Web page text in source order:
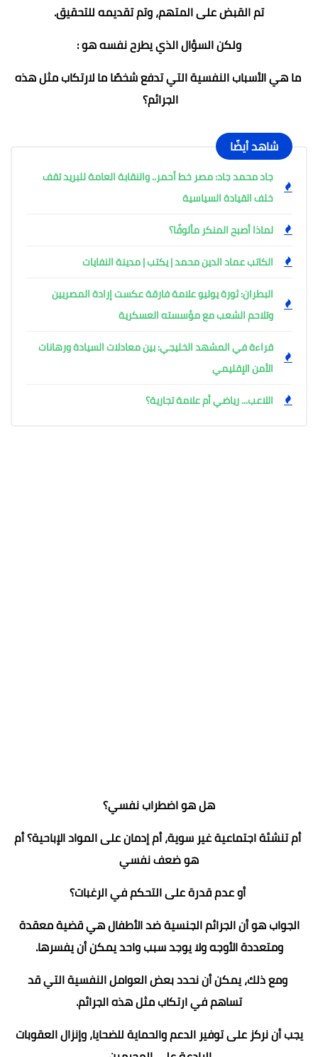
تم القبض على المتهم، وتم تقديمه للتحقيق.
ولكن السؤال الذي يطرح نفسه هو :
ما هي الأسباب النفسية التي تدفع شخصًا ما لارتكاب مثل هذه
الجرائم؟
شاهد أيضًا
جاد محمد جاد: مصر خط أحمر.. والنقابة العامة للبريد تقف
خلف القيادة السياسية
لماذا أصبح المنكر مألوفًا؟
الكاتب عماد الدين محمد | يكتب | مدينة النفايات
البطران: ثورة يوليو علامة فارقة عكست إرادة المصريين
وتلاحم الشعب مع مؤسسته العسكرية
قراءة في المشهد الخليجي: بين معادلات السيادة ورهانات
الأمن الإقليمي
اللاعب... رياضي أم علامة تجارية؟
هل هو اضطراب نفسي؟
أم تنشئة اجتماعية غير سوية، أم إدمان على المواد الإباحية؟ أم
هو ضعف نفسي
أو عدم قدرة على التحكم في الرغبات؟
الجواب هو أن الجرائم الجنسية ضد الأطفال هي قضية معقدة
ومتعددة الأوجه ولا يوجد سبب واحد يمكن أن يفسرها.
ومع ذلك، يمكن أن نحدد بعض العوامل النفسية التي قد
تساهم في ارتكاب مثل هذه الجرائم.
يجب أن نركز على توفير الدعم والحماية للضحايا، وإنزال العقوبات